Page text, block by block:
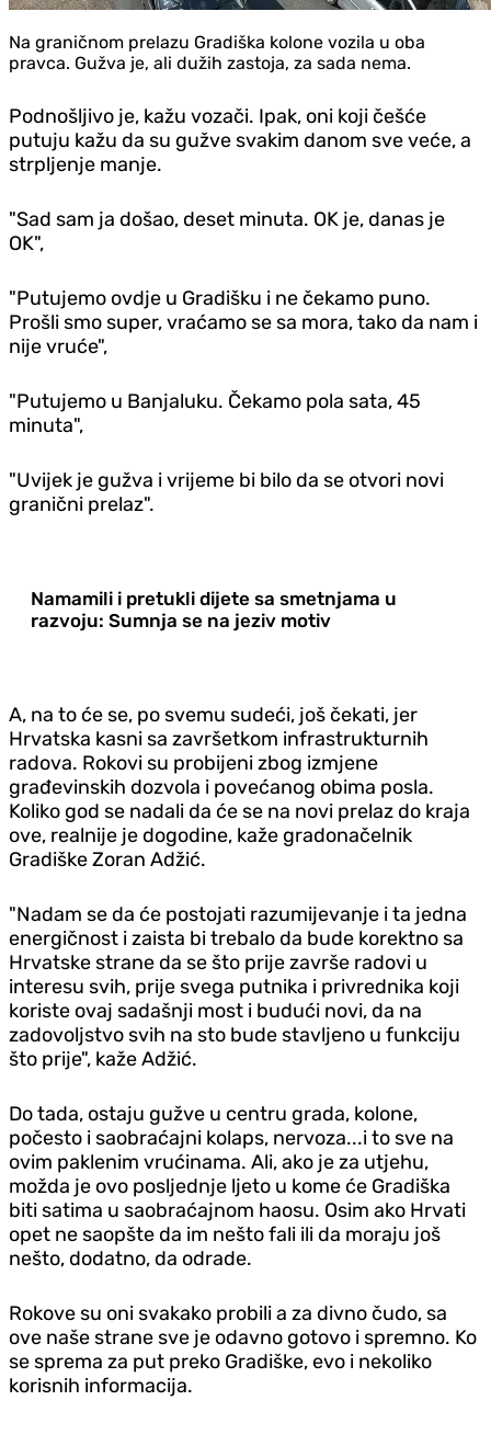
Na graničnom prelazu Gradiška kolone vozila u oba
pravca. Gužva je, ali dužih zastoja, za sada nema.
Podnošljivo je, kažu vozači. Ipak, oni koji češće
putuju kažu da su gužve svakim danom sve veće, a
strpljenje manje.
"Sad sam ja došao, deset minuta. OK je, danas je
OK",
"Putujemo ovdje u Gradišku i ne čekamo puno.
Prošli smo super, vraćamo se sa mora, tako da nam i
nije vruće",
"Putujemo u Banjaluku. Čekamo pola sata, 45
minuta",
"Uvijek je gužva i vrijeme bi bilo da se otvori novi
granični prelaz".
Namamili i pretukli dijete sa smetnjama u
razvoju: Sumnja se na jeziv motiv
A, na to će se, po svemu sudeći, još čekati, jer
Hrvatska kasni sa završetkom infrastrukturnih
radova. Rokovi su probijeni zbog izmjene
građevinskih dozvola i povećanog obima posla.
Koliko god se nadali da će se na novi prelaz do kraja
ove, realnije je dogodine, kaže gradonačelnik
Gradiške Zoran Adžić.
"Nadam se da će postojati razumijevanje i ta jedna
energičnost i zaista bi trebalo da bude korektno sa
Hrvatske strane da se što prije završe radovi u
interesu svih, prije svega putnika i privrednika koji
koriste ovaj sadašnji most i budući novi, da na
zadovoljstvo svih na sto bude stavljeno u funkciju
što prije", kaže Adžić.
Do tada, ostaju gužve u centru grada, kolone,
počesto i saobraćajni kolaps, nervoza...i to sve na
ovim paklenim vrućinama. Ali, ako je za utjehu,
možda je ovo posljednje ljeto u kome će Gradiška
biti satima u saobraćajnom haosu. Osim ako Hrvati
opet ne saopšte da im nešto fali ili da moraju još
nešto, dodatno, da odrade.
Rokove su oni svakako probili a za divno čudo, sa
ove naše strane sve je odavno gotovo i spremno. Ko
se sprema za put preko Gradiške, evo i nekoliko
korisnih informacija.